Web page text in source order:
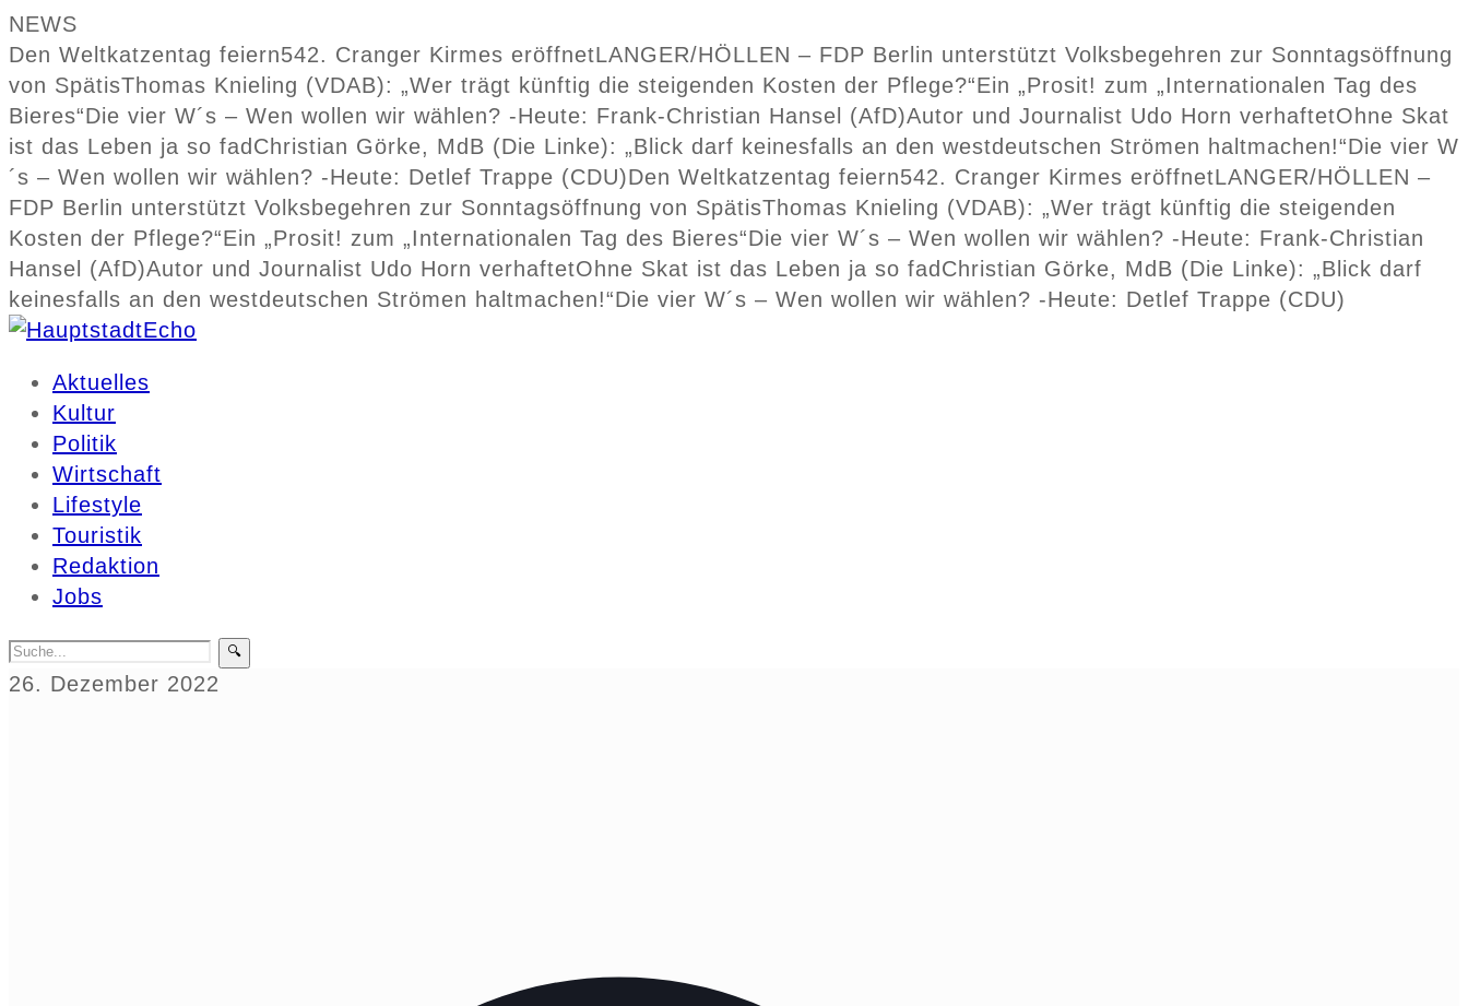
NEWS
Den Weltkatzentag feiern542. Cranger Kirmes eröffnetLANGER/HÖLLEN – FDP Berlin unterstützt Volksbegehren zur Sonntagsöffnung
von SpätisThomas Knieling (VDAB): „Wer trägt künftig die steigenden Kosten der Pflege?“Ein „Prosit! zum „Internationalen Tag des
Bieres“Die vier W´s – Wen wollen wir wählen? -Heute: Frank-Christian Hansel (AfD)Autor und Journalist Udo Horn verhaftetOhne Skat
ist das Leben ja so fad Christian Görke, MdB (Die Linke): „Blick darf keinesfalls an den westdeutschen Strömen haltmachen!“Die vier W
´s – Wen wollen wir wählen? -Heute: Detlef Trappe (CDU)Den Weltkatzentag feiern542. Cranger Kirmes eröffnetLANGER/HÖLLEN –
FDP Berlin unterstützt Volksbegehren zur Sonntagsöffnung von SpätisThomas Knieling (VDAB): „Wer trägt künftig die steigenden
Kosten der Pflege?“Ein „Prosit! zum „Internationalen Tag des Bieres“Die vier W´s – Wen wollen wir wählen? -Heute: Frank-Christian
Hansel (AfD)Autor und Journalist Udo Horn verhaftetOhne Skat ist das Leben ja so fad Christian Görke, MdB (Die Linke): „Blick darf
keinesfalls an den westdeutschen Strömen haltmachen!“Die vier W´s – Wen wollen wir wählen? -Heute: Detlef Trappe (CDU)
Aktuelles
Kultur
Politik
Wirtschaft
Lifestyle
Touristik
Redaktion
Jobs
🔍
26. Dezember 2022